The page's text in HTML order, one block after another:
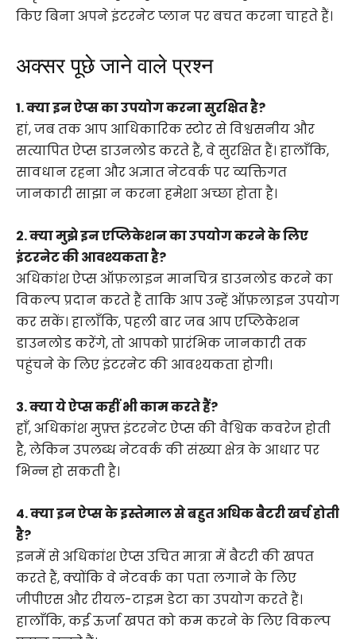
किए बिना अपने इंटरनेट प्लान पर बचत करना चाहते हैं।
अक्सर पूछे जाने वाले प्रश्न
1. क्या इन ऐप्स का उपयोग करना सुरक्षित है?
हां, जब तक आप आधिकारिक स्टोर से विश्वसनीय और
सत्यापित ऐप्स डाउनलोड करते हैं, वे सुरक्षित हैं। हालाँकि,
सावधान रहना और अज्ञात नेटवर्क पर व्यक्तिगत
जानकारी साझा न करना हमेशा अच्छा होता है।
2. क्या मुझे इन एप्लिकेशन का उपयोग करने के लिए
इंटरनेट की आवश्यकता है?
अधिकांश ऐप्स ऑफ़लाइन मानचित्र डाउनलोड करने का
विकल्प प्रदान करते हैं ताकि आप उन्हें ऑफ़लाइन उपयोग
कर सकें। हालाँकि, पहली बार जब आप एप्लिकेशन
डाउनलोड करेंगे, तो आपको प्रारंभिक जानकारी तक
पहुंचने के लिए इंटरनेट की आवश्यकता होगी।
3. क्या ये ऐप्स कहीं भी काम करते हैं?
हाँ, अधिकांश मुफ़्त इंटरनेट ऐप्स की वैश्विक कवरेज होती
है, लेकिन उपलब्ध नेटवर्क की संख्या क्षेत्र के आधार पर
भिन्न हो सकती है।
4. क्या इन ऐप्स के इस्तेमाल से बहुत अधिक बैटरी खर्च होती
है?
इनमें से अधिकांश ऐप्स उचित मात्रा में बैटरी की खपत
करते हैं, क्योंकि वे नेटवर्क का पता लगाने के लिए
जीपीएस और रीयल-टाइम डेटा का उपयोग करते हैं।
हालाँकि, कई ऊर्जा खपत को कम करने के लिए विकल्प